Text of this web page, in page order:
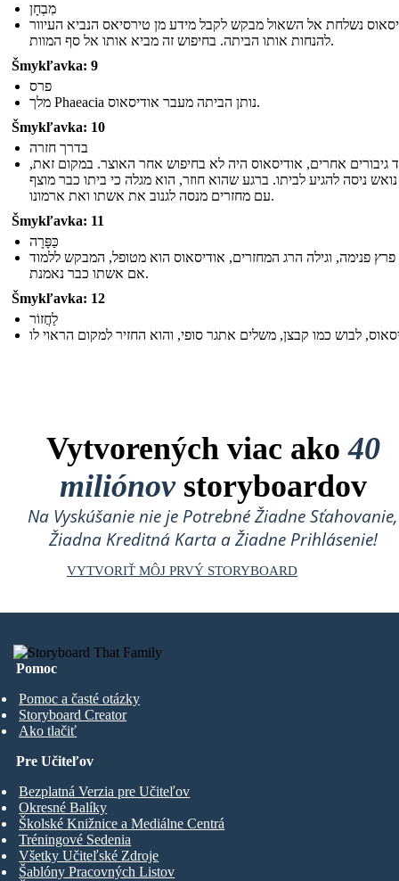
מִבְחָן
נשלחת אל השאול מבקש לקבל מידע מן טירסיאס הנביא העיוור
להנחות אותו הביתה. בחיפוש זה מביא אותו אל סף המוות.
Šmykľavka: 9
פרס
מלך Phaeacia נותן הביתה מעבר אודיסאוס.
Šmykľavka: 10
בדרך חזרה
גיבורים אחרים, אודיסאוס היה לא בחיפוש אחר האוצר. במקום זאת,
ניסה להגיע לביתו. ברגע שהוא חוזר, הוא מגלה כי ביתו כבר מוצף
עם מחזרים מנסה לגנוב את אשתו ואת ארמונו.
Šmykľavka: 11
כַּפָּרָה
פנימה, וגילה הרג המחזרים, אודיסאוס הוא מטופל, המבקש ללמוד
אם אשתו כבר נאמנת.
Šmykľavka: 12
לַחֲזוֹר
Vytvorených viac ako40
miliónovstoryboardov
Na Vyskúšanie nie je Potrebné Žiadne Sťahovanie,
Žiadna Kreditná Karta a Žiadne Prihlásenie!
VYTVORIŤ MÔJ PRVÝ STORYBOARD
Pomoc
Pomoc a časté otázky
Storyboard Creator
Ako tlačiť
Pre Učiteľov
Bezplatná Verzia pre Učiteľov
Okresné Balíky
Školské Knižnice a Mediálne Centrá
Tréningové Sedenia
Všetky Učiteľské Zdroje
Šablóny Pracovných Listov